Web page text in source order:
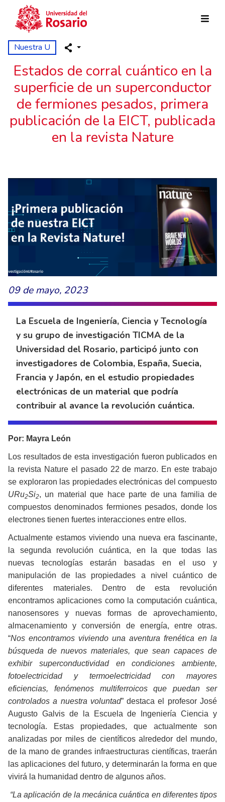
Pasar al contenido principal
Nuestra U
Estados de corral cuántico en la
superficie de un superconductor
de fermiones pesados, primera
publicación de la EICT, publicada
en la revista Nature
09 de mayo, 2023
La Escuela de Ingeniería, Ciencia y Tecnología
y su grupo de investigación TICMA de la
Universidad del Rosario, participó junto con
investigadores de Colombia, España, Suecia,
Francia y Japón, en el estudio propiedades
electrónicas de un material que podría
contribuir al avance la revolución cuántica.
Por: Mayra León
Los resultados de esta investigación fueron publicados en
la revista Nature el pasado 22 de marzo. En este trabajo
se exploraron las propiedades electrónicas del compuesto
URu2Si2, un material que hace parte de una familia de
compuestos denominados fermiones pesados, donde los
electrones tienen fuertes interacciones entre ellos.
Actualmente estamos viviendo una nueva era fascinante,
la segunda revolución cuántica, en la que todas las
nuevas tecnologías estarán basadas en el uso y
manipulación de las propiedades a nivel cuántico de
diferentes materiales. Dentro de esta revolución
encontramos aplicaciones como la computación cuántica,
nanosensores y nuevas formas de aprovechamiento,
almacenamiento y conversión de energía, entre otras.
“Nos encontramos viviendo una aventura frenética en la
búsqueda de nuevos materiales, que sean capaces de
exhibir superconductividad en condiciones ambiente,
fotoelectricidad y termoelectricidad con mayores
eficiencias, fenómenos multiferroicos que puedan ser
controlados a nuestra voluntad” destaca el profesor José
Augusto Galvis de la Escuela de Ingeniería Ciencia y
tecnología. Estas propiedades, que actualmente son
analizadas por miles de científicos alrededor del mundo,
de la mano de grandes infraestructuras científicas, traerán
las aplicaciones del futuro, y determinarán la forma en que
vivirá la humanidad dentro de algunos años.
“La aplicación de la mecánica cuántica en diferentes tipos